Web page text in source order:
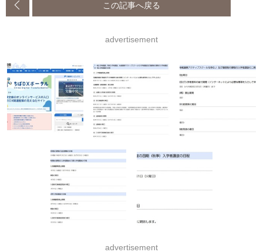
この記事へ戻る
advertisement
advertisement